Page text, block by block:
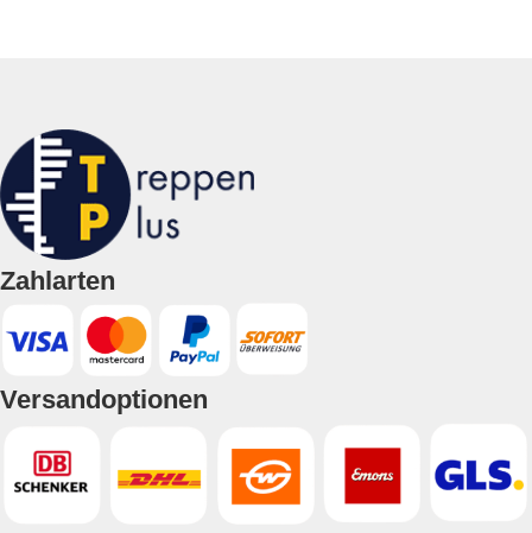
Zahlarten
Versandoptionen